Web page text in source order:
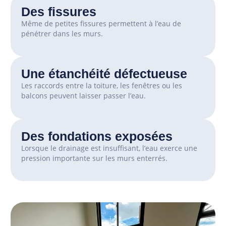
Des fissures
Même de petites fissures permettent à l’eau de
pénétrer dans les murs.
Une étanchéité défectueuse
Les raccords entre la toiture, les fenêtres ou les
balcons peuvent laisser passer l’eau.
Des fondations exposées
Lorsque le drainage est insuffisant, l’eau exerce une
pression importante sur les murs enterrés.